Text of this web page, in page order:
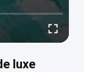
luxe